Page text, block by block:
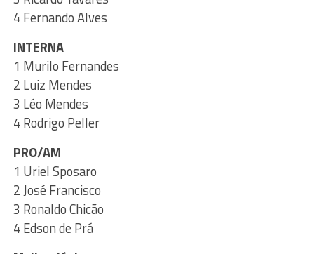
4 Fernando Alves
INTERNA
1 Murilo Fernandes
2 Luiz Mendes
3 Léo Mendes
4 Rodrigo Peller
PRO/AM
1 Uriel Sposaro
2 José Francisco
3 Ronaldo Chicão
4 Edson de Prá